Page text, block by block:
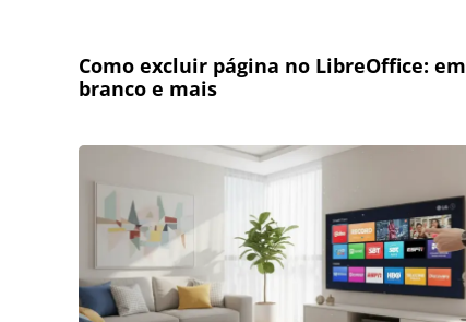
Como excluir página no LibreOffice: em
branco e mais